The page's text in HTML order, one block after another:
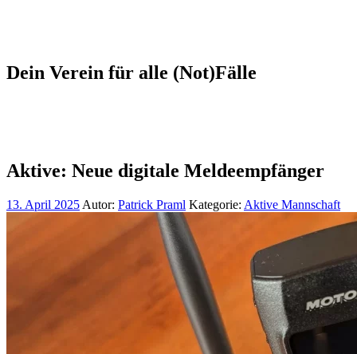
Dein Verein für alle (Not)Fälle
Aktive: Neue digitale Meldeempfänger
13. April 2025 Autor: Patrick Praml Kategorie: Aktive Mannschaft